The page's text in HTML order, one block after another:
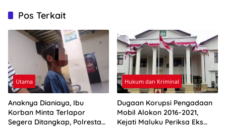
Pos Terkait
Utama
Anaknya Dianiaya, Ibu
Korban Minta Terlapor
Segera Ditangkap, Polresta
Hukum dan Kriminal
Dugaan Korupsi Pengadaan
Mobil Alokon 2016-2021,
Kejati Maluku Periksa Eks